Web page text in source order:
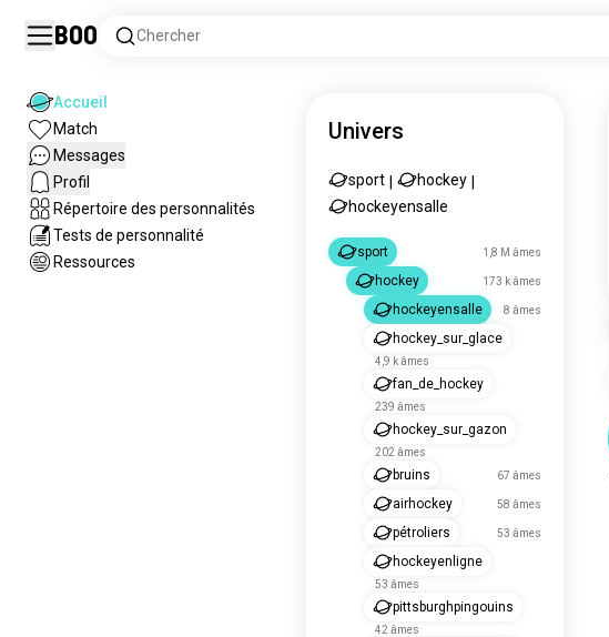
Boo Chercher
Accueil
Match
Messages
Profil
Répertoire des personnalités
Tests de personnalité
Ressources
Univers
sport hockey
hockeyensalle
sport 1,8 M âmes
hockey 173 k âmes
hockeyensalle 8 âmes
hockey_sur_glace
4,9 k âmes
fan_de_hockey
239 âmes
hockey_sur_gazon
202 âmes
bruins 67 âmes
airhockey 58 âmes
pétroliers 53 âmes
hockeyenligne
53 âmes
pittsburghpingouins
42 âmes